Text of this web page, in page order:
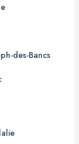
des-Bancs